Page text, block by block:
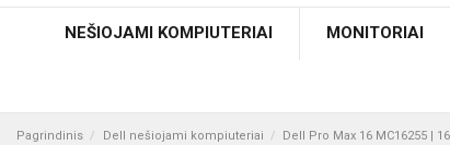
NEŠIOJAMI KOMPIUTERIAI MONITORIAI
Pagrindinis Dell nešiojami kompiuteriai Dell Pro Max 16 MC16255 |